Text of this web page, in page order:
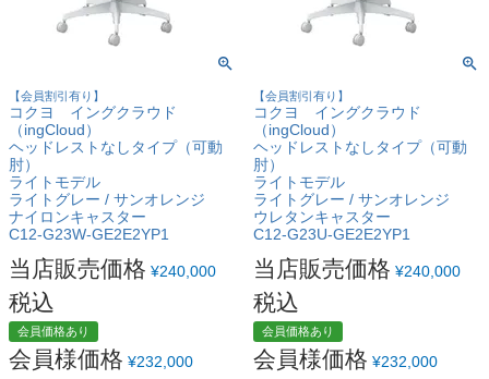
【会員割引有り】
コクヨ イングクラウド
（ingCloud）
ヘッドレストなしタイプ（可動
肘）
ライトモデル
ライトグレー / サンオレンジ
ナイロンキャスター
C12-G23W-GE2E2YP1
当店販売価格 ¥240,000
税込
会員価格あり
会員様価格 ¥232,000
【会員割引有り】
コクヨ イングクラウド
（ingCloud）
ヘッドレストなしタイプ（可動
肘）
ライトモデル
ライトグレー / サンオレンジ
ウレタンキャスター
C12-G23U-GE2E2YP1
当店販売価格 ¥240,000
税込
会員価格あり
会員様価格 ¥232,000